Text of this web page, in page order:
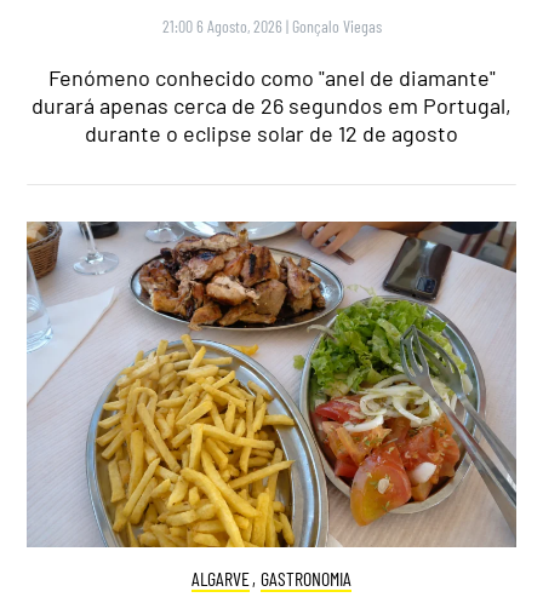
21:00 6 Agosto, 2026 | Gonçalo Viegas
Fenómeno conhecido como "anel de diamante"
durará apenas cerca de 26 segundos em Portugal,
durante o eclipse solar de 12 de agosto
ALGARVE, GASTRONOMIA